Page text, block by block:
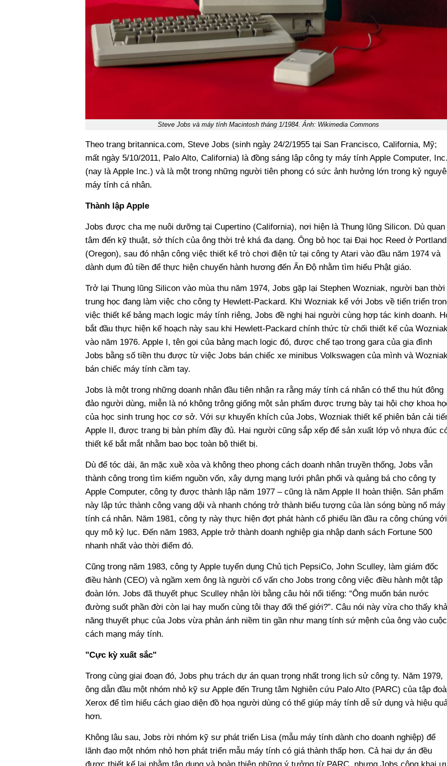
Steve Jobs và máy tính Macintosh tháng 1/1984. Ảnh: Wikimedia Commons
Theo trang britannica.com, Steve Jobs (sinh ngày 24/2/1955 tại San Francisco, California, Mỹ;
mất ngày 5/10/2011, Palo Alto, California) là đồng sáng lập công ty máy tính Apple Computer, Inc.
(nay là Apple Inc.) và là một trong những người tiên phong có sức ảnh hưởng lớn trong kỷ
máy tính cá nhân.
Thành lập Apple
Jobs được cha mẹ nuôi dưỡng tại Cupertino (California), nơi hiện là Thung lũng Silicon. Dù quan
tâm đến kỹ thuật, sở thích của ông thời trẻ khá đa dạng. Ông bỏ học tại Đại học Reed ở Portland
(Oregon), sau đó nhận công việc thiết kế trò chơi điện tử tại công ty Atari vào đầu năm 1974 và
dành dụm đủ tiền để thực hiện chuyến hành hương đến Ấn Độ nhằm tìm hiểu Phật giáo.
Trở lại Thung lũng Silicon vào mùa thu năm 1974, Jobs gặp lại Stephen Wozniak, người bạn thời
trung học đang làm việc cho công ty Hewlett-Packard. Khi Wozniak kể với Jobs về tiến triển
việc thiết kế bảng mạch logic máy tính riêng, Jobs đề nghị hai người cùng hợp tác kinh doanh.
bắt đầu thực hiện kế hoạch này sau khi Hewlett-Packard chính thức từ chối thiết kế của
vào năm 1976. Apple I, tên gọi của bảng mạch logic đó, được chế tạo trong gara của gia đình
Jobs bằng số tiền thu được từ việc Jobs bán chiếc xe minibus Volkswagen của mình và
bán chiếc máy tính cầm tay.
Jobs là một trong những doanh nhân đầu tiên nhận ra rằng máy tính cá nhân có thể thu hút đông
đảo người dùng, miễn là nó không trông giống một sản phẩm được trưng bày tại hội chợ khoa
của học sinh trung học cơ sở. Với sự khuyến khích của Jobs, Wozniak thiết kế phiên bản cải
Apple II, được trang bị bàn phím đầy đủ. Hai người cũng sắp xếp để sản xuất lớp vỏ nhựa đúc
thiết kế bắt mắt nhằm bao bọc toàn bộ thiết bị.
Dù để tóc dài, ăn mặc xuề xòa và không theo phong cách doanh nhân truyền thống, Jobs vẫn
thành công trong tìm kiếm nguồn vốn, xây dựng mạng lưới phân phối và quảng bá cho công ty
Apple Computer, công ty được thành lập năm 1977 – cũng là năm Apple II hoàn thiện. Sản phẩm
này lập tức thành công vang dội và nhanh chóng trở thành biểu tượng của làn sóng bùng nổ máy
tính cá nhân. Năm 1981, công ty này thực hiện đợt phát hành cổ phiếu lần đầu ra công chúng với
quy mô kỷ lục. Đến năm 1983, Apple trở thành doanh nghiệp gia nhập danh sách Fortune 500
nhanh nhất vào thời điểm đó.
Cũng trong năm 1983, công ty Apple tuyển dụng Chủ tịch PepsiCo, John Sculley, làm giám đốc
điều hành (CEO) và ngầm xem ông là người cố vấn cho Jobs trong công việc điều hành một tập
đoàn lớn. Jobs đã thuyết phục Sculley nhận lời bằng câu hỏi nổi tiếng: “Ông muốn bán nước
đường suốt phần đời còn lại hay muốn cùng tôi thay đổi thế giới?”. Câu nói này vừa cho thấy khả
năng thuyết phục của Jobs vừa phản ánh niềm tin gần như mang tính sứ mệnh của ông vào cuộc
cách mạng máy tính.
"Cực kỳ xuất sắc"
Trong cùng giai đoạn đó, Jobs phụ trách dự án quan trọng nhất trong lịch sử công ty. Năm 1979,
ông dẫn đầu một nhóm nhỏ kỹ sư Apple đến Trung tâm Nghiên cứu Palo Alto (PARC) của tập
Xerox để tìm hiểu cách giao diện đồ họa người dùng có thể giúp máy tính dễ sử dụng và hiệu
hơn.
Không lâu sau, Jobs rời nhóm kỹ sư phát triển Lisa (mẫu máy tính dành cho doanh nghiệp) để
lãnh đạo một nhóm nhỏ hơn phát triển mẫu máy tính có giá thành thấp hơn. Cả hai dự án đều